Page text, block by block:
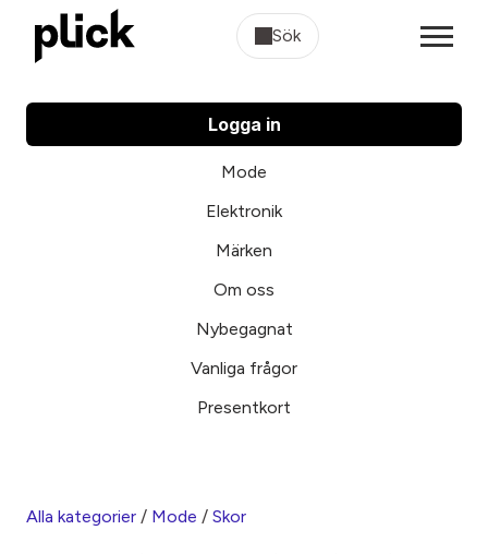
Sök
Logga in
Mode
Elektronik
Märken
Om oss
Nybegagnat
Vanliga frågor
Presentkort
Alla kategorier / Mode / Skor